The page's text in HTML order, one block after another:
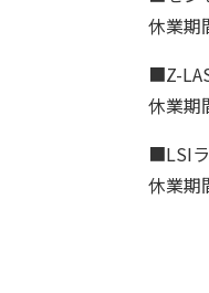
休業期
■Z-
休業期
■LSI
休業期